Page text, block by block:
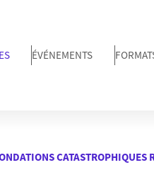
ÉVÉNEMENTS
CATASTROPHIQUES